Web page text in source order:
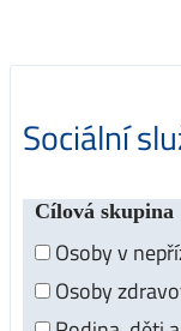
Sociální
Cílová skupina
Osoby v
Osoby